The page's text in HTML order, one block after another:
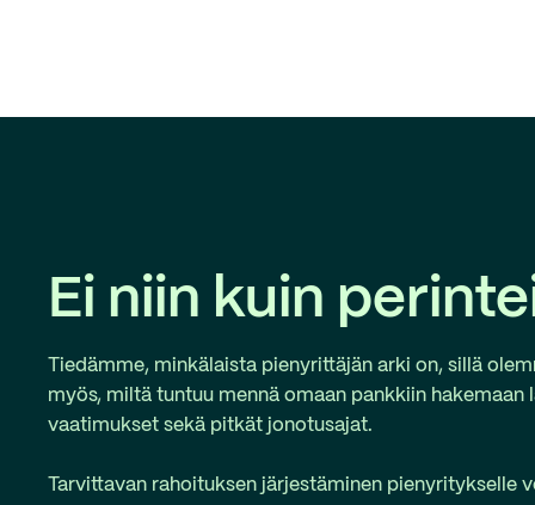
Ei niin kuin
Tiedämme, minkälaista pienyrittäjän arki on, sillä
myös, miltä tuntuu mennä omaan pankkiin
vaatimukset sekä pitkät jonotusajat.
Tarvittavan rahoituksen järjestäminen